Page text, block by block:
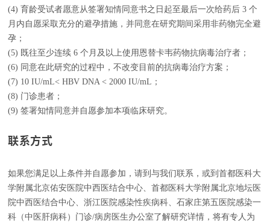
(4) 育龄受试者愿意从签署知情同意书之日起至最后一次给药后 3 个
月内自愿采取充分的避孕措施，并同意在研究期间采用非药物完全避
孕；
(5) 既往至少连续 6 个月及以上使用恩替卡韦药物抗病毒治疗者；
(6) 同意在此研究的过程中，不改变目前的抗病毒治疗方案；
(7) 10 IU/mL< HBV DNA < 2000 IU/mL；
(8) 门诊患者；
(9) 签署知情同意并自愿参加本项临床研究。
联系方式
如果您满足以上条件并自愿参加，请到与我们联系，或到首都医科大
学附属北京佑安医院中西医结合中心、首都医科大学附属北京地坛医
院中西医结合中心、浙江医院感染性疾病科、石家庄第五医院感染一
科（中医肝病科）门诊/病房医生办公室了解研究详情，将有专人为